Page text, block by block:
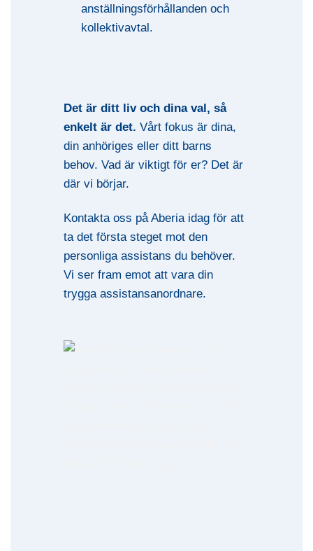
anställningsförhållanden och
kollektivavtal.
Det är ditt liv och dina val, så
enkelt är det. Vårt fokus är dina,
din anhöriges eller ditt barns
behov. Vad är viktigt för er? Det är
där vi börjar.
Kontakta oss på Aberia idag för att
ta det första steget mot den
personliga assistans du behöver.
Vi ser fram emot att vara din
trygga assistansanordnare.